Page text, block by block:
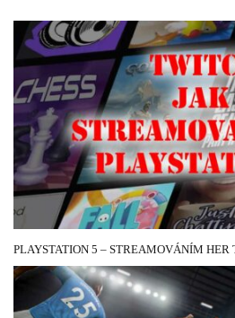
4 PROSINCE, 2020
PLAYSTATION 5 – STREAMOVÁNÍM HER
3 ŘÍJNA, 2020